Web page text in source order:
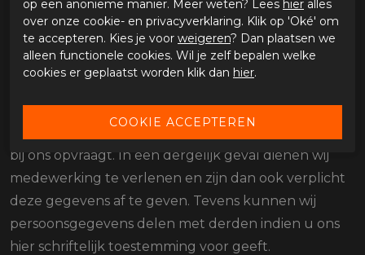
de nodige afspraken om de beveiliging van uw
persoonsgegevens te waarborgen. Verder zullen wij
de door uw verstrekte gegevens niet aan andere
toegestaan is. Een voorbeeld hiervan is dat de politie
bij ons opvraagt. In een dergelijk geval dienen wij
medewerking te verlenen en zijn dan ook verplicht
deze gegevens af te geven. Tevens kunnen wij
persoonsgegevens delen met derden indien u ons
hier schriftelijk toestemming voor geeft.
op een anonieme manier. Meer weten? Lees hier alles
over onze cookie- en privacyverklaring. Klik op 'Oké' om
te accepteren. Kies je voor weigeren? Dan plaatsen we
alleen functionele cookies. Wil je zelf bepalen welke
cookies er geplaatst worden klik dan hier.